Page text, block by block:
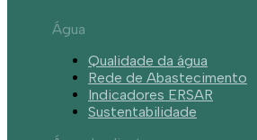
Água
Qualidade da água
Rede de Abastecimento
Indicadores ERSAR
Sustentabilidade